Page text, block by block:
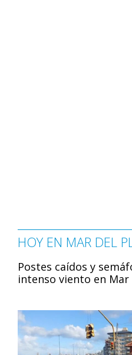
HOY EN MAR DEL
Postes caídos y
intenso viento en Mar